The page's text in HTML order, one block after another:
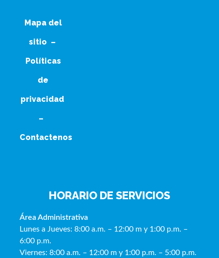
Mapa del
sitio –
Políticas
de
privacidad
–
Contactenos
HORARIO DE SERVICIOS
Área Administrativa
Lunes a Jueves: 8:00 a.m. – 12:00 m y 1:00 p.m. –
6:00 p.m.
Viernes: 8:00 a.m. – 12:00 m y 1:00 p.m. – 5:00 p.m.